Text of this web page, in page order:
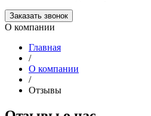
Заказать звонок
О компании
Главная
/
О компании
/
Отзывы